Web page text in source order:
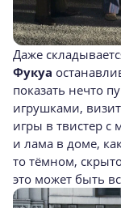
Даже
Фукуа
показать нечто
игрушками,
игры в твистер
и лама в доме,
то тёмном,
это может быть